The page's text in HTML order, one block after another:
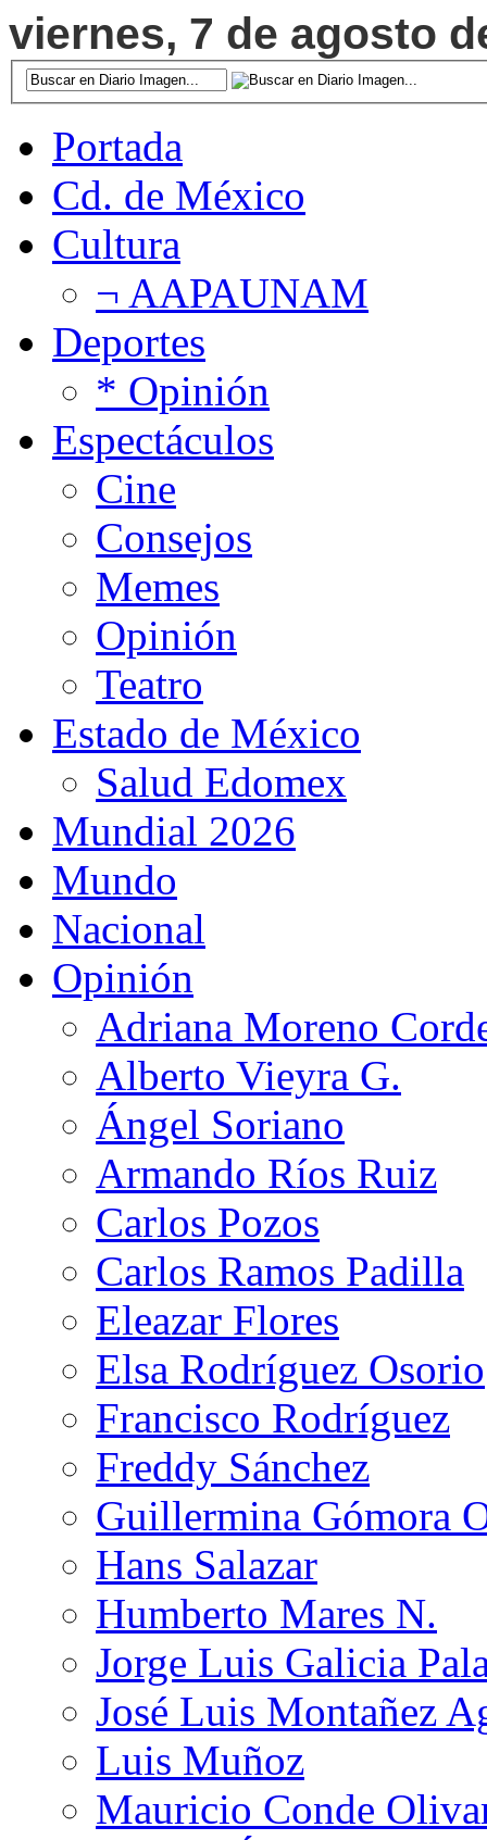
viernes, 7 de agosto
Portada
Cd. de México
Cultura
¬ AAPAUNAM
Deportes
* Opinión
Espectáculos
Cine
Consejos
Memes
Opinión
Teatro
Estado de México
Salud Edomex
Mundial 2026
Mundo
Nacional
Opinión
Adriana Moreno
Alberto Vieyra G.
Ángel Soriano
Armando Ríos Ruiz
Carlos Pozos
Carlos Ramos Padilla
Eleazar Flores
Elsa Rodríguez Osorio
Francisco Rodríguez
Freddy Sánchez
Guillermina Gómora
Hans Salazar
Humberto Mares N.
Jorge Luis Galicia
José Luis Montañez
Luis Muñoz
Mauricio Conde